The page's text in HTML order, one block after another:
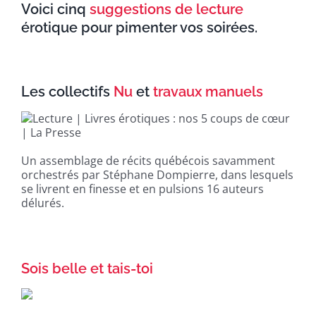
Voici cinq suggestions de lecture
érotique pour pimenter vos soirées.
Les collectifs Nu et travaux manuels
Un assemblage de récits québécois savamment
orchestrés par Stéphane Dompierre, dans lesquels
se livrent en finesse et en pulsions 16 auteurs
délurés.
Sois belle et tais-toi